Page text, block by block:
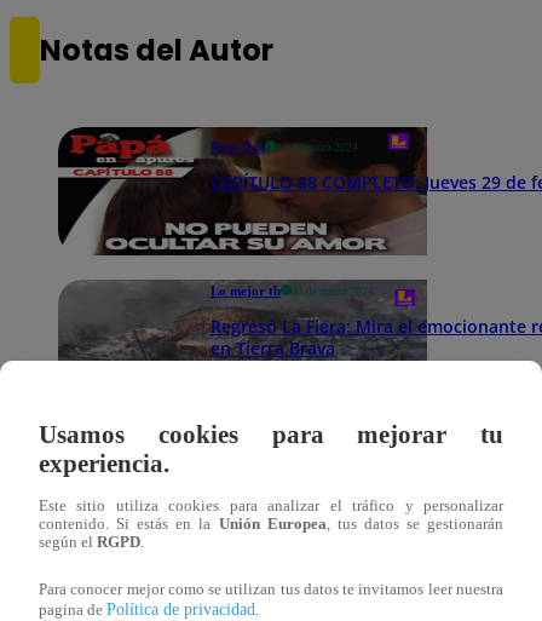
Notas del Autor
Repe Pea 04 de marzo 2024
CAPÍTULO 88 COMPLETO: Jueves 29 de
Lo mejor tb 03 de marzo 2024
Regresó La Fiera: Mira el emocionante
en Tierra Brava
Lo mejor tb
Bruno en Tierra Brava
Lo mejor tb
Usamos cookies para mejorar tu
experiencia.
Este sitio utiliza cookies para analizar el tráfico y personalizar
contenido. Si estás en la Unión Europea, tus datos se gestionarán
según el RGPD.
Para conocer mejor como se utilizan tus datos te invitamos leer nuestra
pagina de Política de privacidad.